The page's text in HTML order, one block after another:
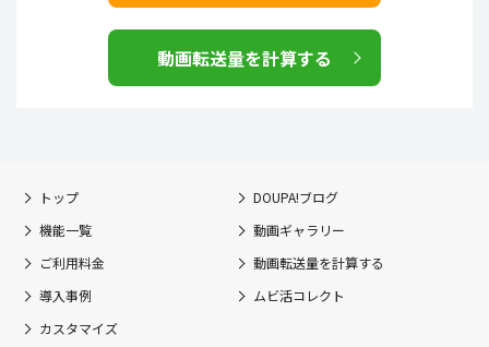
動画転送量を計算する
トップ
機能一覧
ご利用料金
導入事例
カスタマイズ
DOUPA!ブログ
動画ギャラリー
動画転送量を計算する
ムビ活コレクト